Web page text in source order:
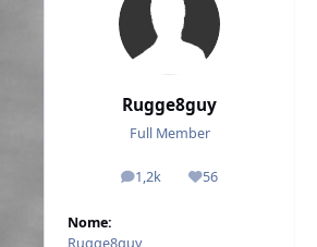
Rugge8guy
Full Member
1,2k
messaggi56
Reputazione
Nome:
Rugge8guy